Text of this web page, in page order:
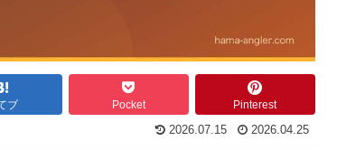
ブ Pocket Pinterest
2026.07.15 2026.04.25